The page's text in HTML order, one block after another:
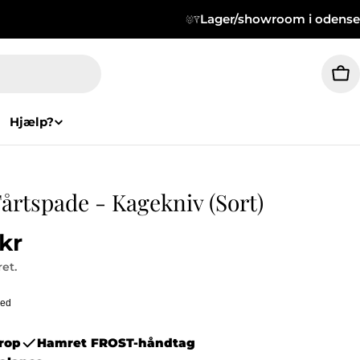
Lager/showroom i odense
Hjælp?
- Kagekniv (Sort)
Hamret FROST-håndtag